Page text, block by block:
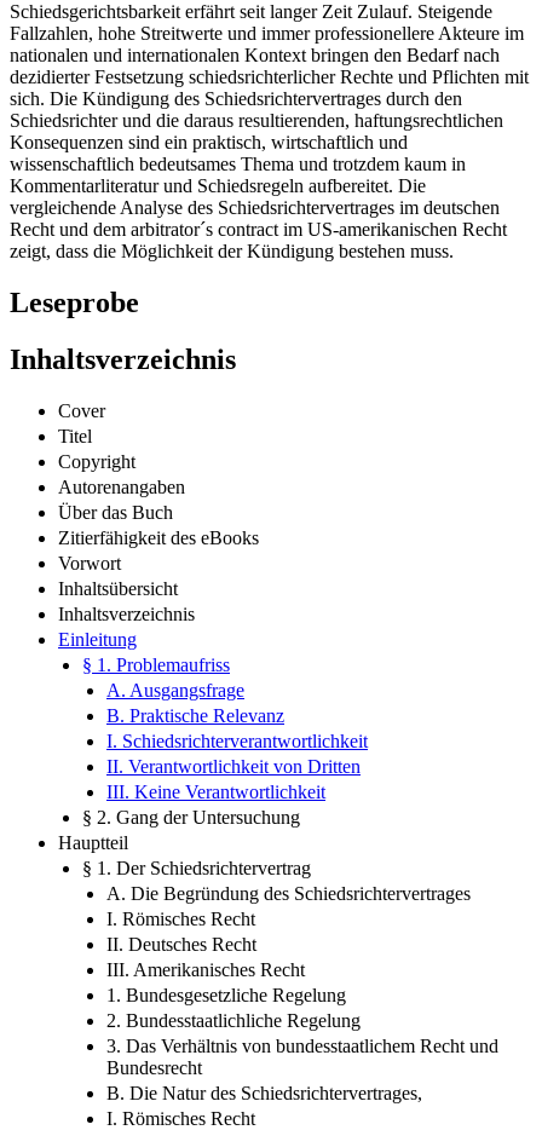
Schiedsgerichtsbarkeit erfährt seit langer Zeit Zulauf. Steigende
Fallzahlen, hohe Streitwerte und immer professionellere Akteure im
nationalen und internationalen Kontext bringen den Bedarf nach
dezidierter Festsetzung schiedsrichterlicher Rechte und Pflichten mit
sich. Die Kündigung des Schiedsrichtervertrages durch den
Schiedsrichter und die daraus resultierenden, haftungsrechtlichen
Konsequenzen sind ein praktisch, wirtschaftlich und
wissenschaftlich bedeutsames Thema und trotzdem kaum in
Kommentarliteratur und Schiedsregeln aufbereitet. Die
vergleichende Analyse des Schiedsrichtervertrages im deutschen
Recht und dem arbitrator´s contract im US-amerikanischen Recht
zeigt, dass die Möglichkeit der Kündigung bestehen muss.
Leseprobe
Inhaltsverzeichnis
Cover
Titel
Copyright
Autorenangaben
Über das Buch
Zitierfähigkeit des eBooks
Vorwort
Inhaltsübersicht
Inhaltsverzeichnis
Einleitung
§ 1. Problemaufriss
A. Ausgangsfrage
B. Praktische Relevanz
I. Schiedsrichterverantwortlichkeit
II. Verantwortlichkeit von Dritten
III. Keine Verantwortlichkeit
§ 2. Gang der Untersuchung
Hauptteil
§ 1. Der Schiedsrichtervertrag
A. Die Begründung des Schiedsrichtervertrages
I. Römisches Recht
II. Deutsches Recht
III. Amerikanisches Recht
1. Bundesgesetzliche Regelung
2. Bundesstaatlichliche Regelung
3. Das Verhältnis von bundesstaatlichem Recht und
Bundesrecht
B. Die Natur des Schiedsrichtervertrages,
I. Römisches Recht